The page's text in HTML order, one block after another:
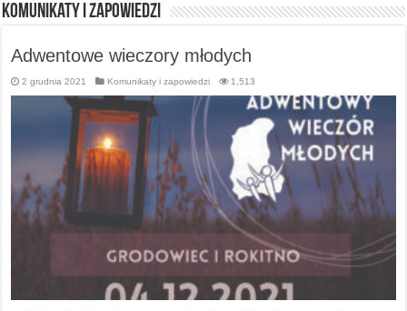
Komunikaty i zapowiedzi
Adwentowe wieczory młodych
2 grudnia 2021 Komunikaty i zapowiedzi 1,513